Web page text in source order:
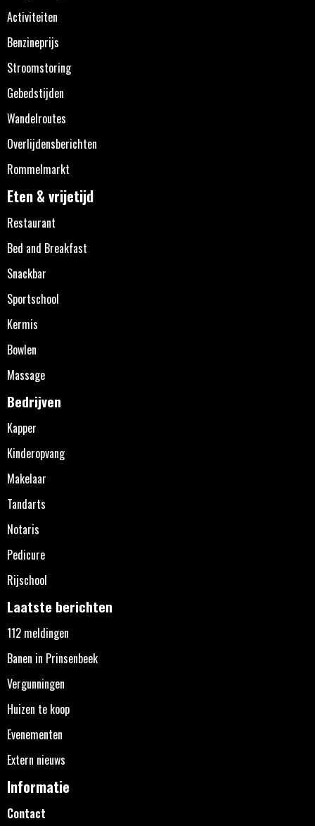
Activiteiten
Benzineprijs
Stroomstoring
Gebedstijden
Wandelroutes
Overlijdensberichten
Rommelmarkt
Eten & vrijetijd
Restaurant
Bed and Breakfast
Snackbar
Sportschool
Kermis
Bowlen
Massage
Bedrijven
Kapper
Kinderopvang
Makelaar
Tandarts
Notaris
Pedicure
Rijschool
Laatste berichten
112 meldingen
Banen in Prinsenbeek
Vergunningen
Huizen te koop
Evenementen
Extern nieuws
Informatie
Contact